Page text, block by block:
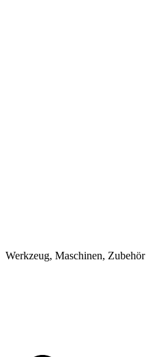
Werkzeug, Maschinen, Zubehör